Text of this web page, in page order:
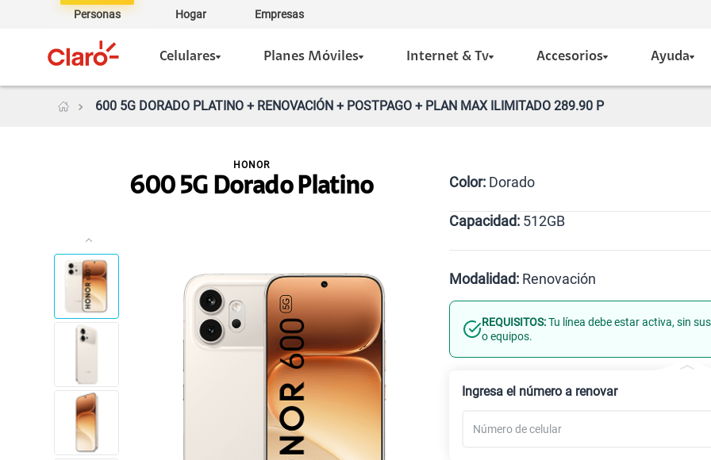
Personas Hogar Empresas
Celulares Planes Móviles Internet & Tv Accesorios Ayuda
600 5G DORADO PLATINO + RENOVACIÓN + POSTPAGO + PLAN MAX ILIMITADO 289.90 P
600 5G Dorado Platino
HONOR
Color: Dorado
Naranja
Capacidad: 512GB
Modalidad: Renovación
Línea Nueva Portabilidad
REQUISITOS:Tu línea debe estar activa, sin
o equipos.
Ingresa el número a renovar